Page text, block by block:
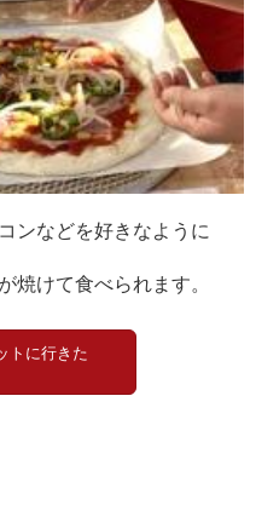
ンなどを好きなように
焼けて食べられます。